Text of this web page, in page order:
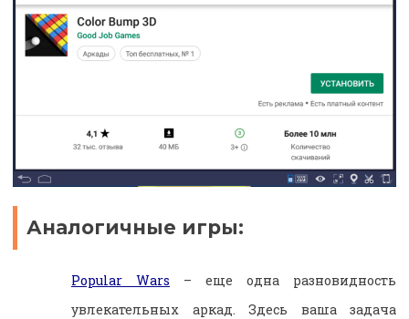
Аналогичные игры:
Popular Wars – еще одна разновидность
увлекательных аркад. Здесь ваша задача